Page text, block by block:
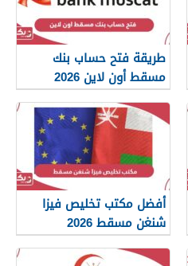
طريقة فتح حساب بنك
مسقط أون لاين 2026
أفضل مكتب تخليص فيزا
شنغن مسقط 2026